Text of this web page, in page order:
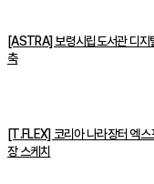
[ASTRA] 보령시립도서관 디지
축
[T.FLEX] 코리아 나라장터 엑
장 스케치